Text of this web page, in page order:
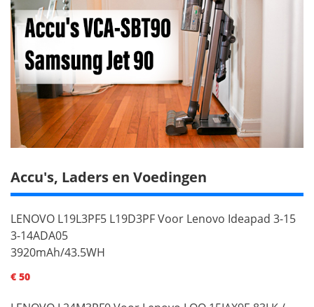
Accu's, Laders en Voedingen
LENOVO L19L3PF5 L19D3PF Voor Lenovo Ideapad 3-15
3-14ADA05
3920mAh/43.5WH
€ 50